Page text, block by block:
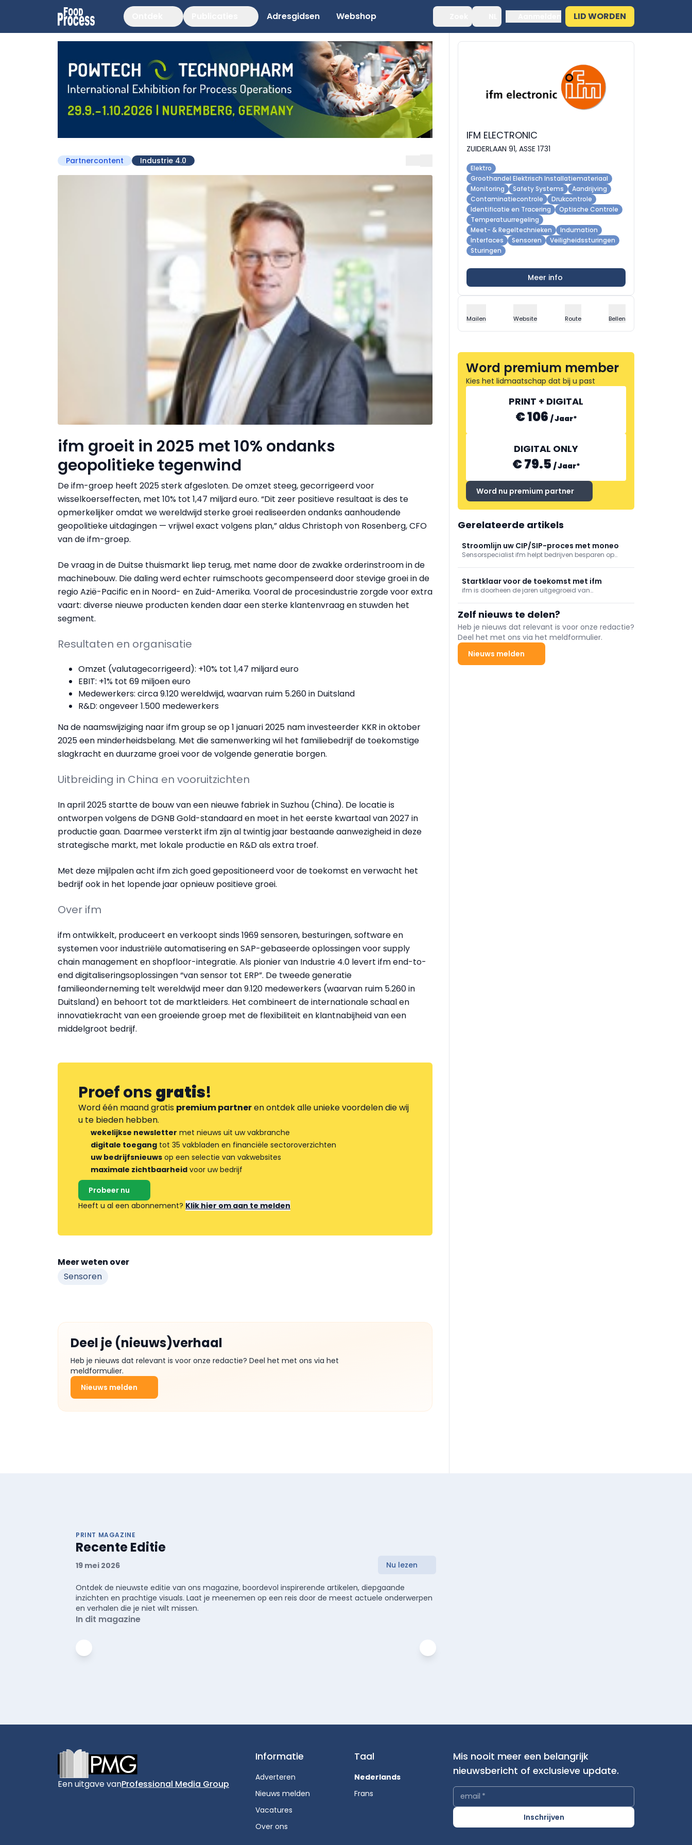
Adresgidsen Webshop LID WORDEN
Partnercontent Industrie 4.0
ifm groeit in 2025 met 10% ondanks
geopolitieke tegenwind
De ifm-groep heeft 2025 sterk afgesloten. De omzet steeg, gecorrigeerd voor
wisselkoerseffecten, met 10% tot 1,47 miljard euro. “Dit zeer positieve resultaat is des te
opmerkelijker omdat we wereldwijd sterke groei realiseerden ondanks aanhoudende
geopolitieke uitdagingen — vrijwel exact volgens plan,” aldus Christoph von Rosenberg, CFO
van de ifm-groep.
De vraag in de Duitse thuismarkt liep terug, met name door de zwakke orderinstroom in de
machinebouw. Die daling werd echter ruimschoots gecompenseerd door stevige groei in de
regio Azië-Pacific en in Noord- en Zuid-Amerika. Vooral de procesindustrie zorgde voor extra
vaart: diverse nieuwe producten kenden daar een sterke klantenvraag en stuwden het
segment.
Resultaten en organisatie
Omzet (valutagecorrigeerd): +10% tot 1,47 miljard euro
EBIT: +1% tot 69 miljoen euro
Medewerkers: circa 9.120 wereldwijd, waarvan ruim 5.260 in Duitsland
R&D: ongeveer 1.500 medewerkers
Na de naamswijziging naar ifm group se op 1 januari 2025 nam investeerder KKR in oktober
2025 een minderheidsbelang. Met die samenwerking wil het familiebedrijf de toekomstige
slagkracht en duurzame groei voor de volgende generatie borgen.
Uitbreiding in China en vooruitzichten
In april 2025 startte de bouw van een nieuwe fabriek in Suzhou (China). De locatie is
ontworpen volgens de DGNB Gold-standaard en moet in het eerste kwartaal van 2027 in
productie gaan. Daarmee versterkt ifm zijn al twintig jaar bestaande aanwezigheid in deze
strategische markt, met lokale productie en R&D als extra troef.
Met deze mijlpalen acht ifm zich goed gepositioneerd voor de toekomst en verwacht het
bedrijf ook in het lopende jaar opnieuw positieve groei.
Over ifm
ifm ontwikkelt, produceert en verkoopt sinds 1969 sensoren, besturingen, software en
systemen voor industriële automatisering en SAP-gebaseerde oplossingen voor supply
chain management en shopfloor-integratie. Als pionier van Industrie 4.0 levert ifm end-to-
end digitaliseringsoplossingen “van sensor tot ERP”. De tweede generatie
familieonderneming telt wereldwijd meer dan 9.120 medewerkers (waarvan ruim 5.260 in
Duitsland) en behoort tot de marktleiders. Het combineert de internationale schaal en
innovatiekracht van een groeiende groep met de flexibiliteit en klantnabijheid van een
middelgroot bedrijf.
Proef onsgratis!
Word één maand gratis premium partneren ontdek alle unieke voordelen die wij
u te bieden hebben.
wekelijkse newsletter met nieuws uit uw vakbranche
digitale toegang tot 35 vakbladen en financiële sectoroverzichten
uw bedrijfsnieuws op een selectie van vakwebsites
maximale zichtbaarheid voor uw bedrijf
Probeer nu
Heeft u al een abonnement? Klik hier om aan te melden
Meer weten over
Sensoren
Deel je (nieuws)verhaal
Heb je nieuws dat relevant is voor onze redactie? Deel het met ons via het
meldformulier.
Nieuws melden
IFM ELECTRONIC
ZUIDERLAAN 91, ASSE 1731
Elektro
Groothandel Elektrisch Installatiemateriaal
Monitoring
Safety Systems
Aandrijving
Contaminatiecontrole
Drukcontrole
Identificatie en Tracering
Optische Controle
Temperatuurregeling
Meet- & Regeltechnieken
Indumation
Interfaces
Sensoren
Veiligheidssturingen
Sturingen
Meer info
Mailen Website Route Bellen
Word premium member
Kies het lidmaatschap dat bij u past
PRINT + DIGITAL
€ 106 /Jaar*
DIGITAL ONLY
€ 79.5 /Jaar*
Word nu premium partner
Gerelateerde artikels
Stroomlijn uw CIP/SIP-proces met moneo
Sensorspecialist ifm helpt bedrijven besparen op
platform moneo.
Startklaar voor de toekomst met ifm
ifm is doorheen de jaren uitgegroeid van
ondersteunende services biedt, specifiek op maat
van grote én kleinere bedrijven.
Zelf nieuws te delen?
Heb je nieuws dat relevant is voor onze redactie?
Deel het met ons via het meldformulier.
Nieuws melden
PRINT MAGAZINE
Recente Editie
19 mei 2026 Nu lezen
Ontdek de nieuwste editie van ons magazine, boordevol inspirerende artikelen, diepgaande
inzichten en prachtige visuals. Laat je meenemen op een reis door de meest actuele onderwerpen
en verhalen die je niet wilt missen.
In dit magazine
Een uitgave vanProfessional Media Group
Informatie
Adverteren
Nieuws melden
Vacatures
Over ons
Taal
Nederlands
Frans
Mis nooit meer een belangrijk
nieuwsbericht of exclusieve update.
email *
Inschrijven